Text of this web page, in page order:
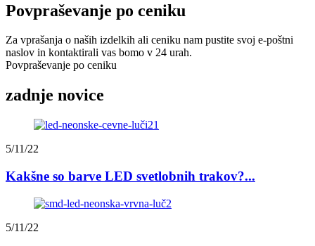
Povpraševanje po ceniku
Za vprašanja o naših izdelkih ali ceniku nam pustite svoj e-poštni
naslov in kontaktirali vas bomo v 24 urah.
Povpraševanje po ceniku
zadnje novice
5/11/22
Kakšne so barve LED svetlobnih trakov?...
5/11/22